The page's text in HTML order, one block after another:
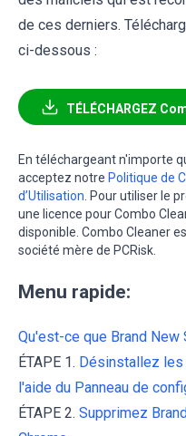
de ces derniers.
ci-dessous :
TÉLÉCHARGEZ
En téléchargeant n'importe
acceptez notre Politique de
d’Utilisation . Pour utiliser le
une licence pour Combo
disponible. Combo Cleaner
société mère de PCRisk.
Menu rapide:
Qu'est-ce que Brand New
ÉTAPE 1. Désinstallez
l'aide du Panneau de
ÉTAPE 2. Supprimez